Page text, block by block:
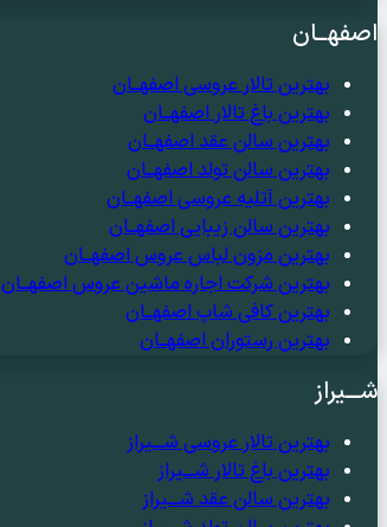
اصفهــان
بهترین تالار عروسی اصفهــان
بهترین باغ تالار اصفهــان
بهترین سالن عقد اصفهــان
بهترین سالن تولد اصفهــان
بهترین آتلیه عروسی اصفهــان
بهترین سالن زیبایی اصفهــان
بهترین مزون لباس عروس اصفهــان
بهترین شرکت اجاره ماشین عروس اصفهــان
بهترین کافی شاپ اصفهــان
بهترین رستوران اصفهــان
شـــیراز
بهترین تالار عروسی شـــیراز
بهترین باغ تالار شـــیراز
بهترین سالن عقد شـــیراز